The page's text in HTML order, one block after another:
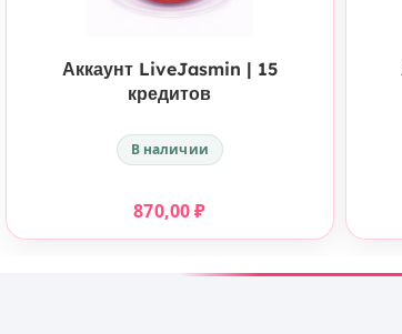
КУПИТЬ
Аккаунт LiveJasmin | 15
кредитов
В наличии
870,00₽